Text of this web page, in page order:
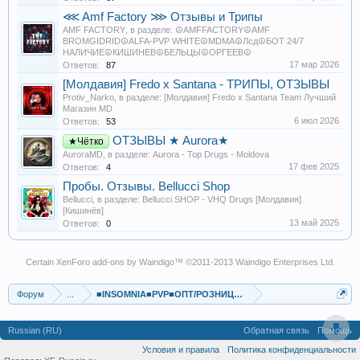
PVP от INSOMNIA —чистый, ровный, бодрый. Подходит для
«поговорить всю ночь напролёт», но при этом не выносит в темноту. Не
для новичка, конечно, но если знаешь дозировку и себя — кайфуешь. Без
грязи, без лишнего шума.
Посмотреть вложение 1166
⋘ Amf Factory ⋙ Отзывы и Трипы
AMF FACTORY , в разделе: ☮️AMFFACTORY☮️AMF
BROMGIDRID☮️ALFA-PVP WHITE☮️MDMA☮️Лсд☮️БОТ 24/7
НАЛИЧИЕ☮️КИШИНЕВ☮️БЕЛЬЦЫ☮️ОРГЕЕВ☮️
Ответов:
87 17 мар 2026
[Молдавия] Fredo x Santana - ТРИПЫ, ОТЗЫВЫ
Protiv_Narko , в разделе: [Молдавия] Fredo x Santana Team Лучший
Магазин MD
Ответов:
53 6 июл 2026
★Чётко ОТЗЫВЫ ★ Aurora★
AuroraMD , в разделе: Aurora - Top Drugs - Moldova
Ответов:
4 17 фев 2025
Пробы. Отзывы. Bellucci Shop
Bellucci , в разделе: Bellucci SHOP - VHQ Drugs [Молдавия]
[Кишинёв]
Ответов:
0 13 май 2025
Certain XenForo add-ons by Waindigo™ ©2011-2013 Waindigo Enterprises Ltd.
Форум ■INSOMNIA■PVP■ОПТ/РОЗНИЦА■КАЧЕСТВО■МОЛДОВА■
Russian (RU) Обратная связь
Помощь
Условия и правила
Политика конфиденциальности